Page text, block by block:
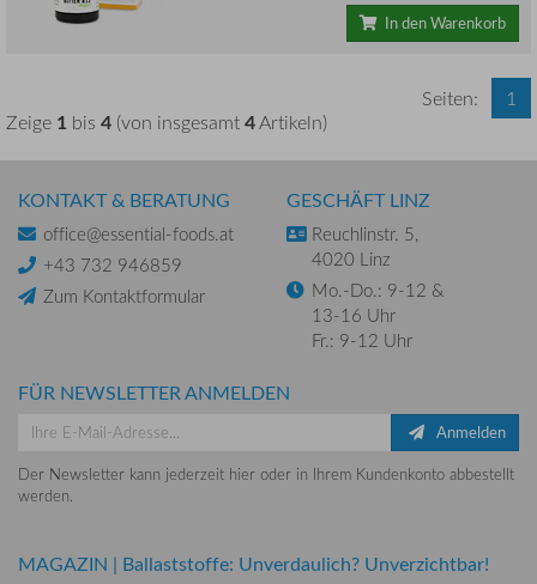
In den Warenkorb
Zeige 1 bis 4 (von insgesamt4Artikeln)
Seiten: 1
KONTAKT & BERATUNG
office@essential-foods.at
+43 732 946859
Zum Kontaktformular
GESCHÄFT LINZ
Reuchlinstr. 5,
4020 Linz
Mo.-Do.: 9-12 &
13-16 Uhr
Fr.: 9-12 Uhr
FÜR NEWSLETTER ANMELDEN
Anmelden
Der Newsletter kann jederzeit hier oder in Ihrem Kundenkonto abbestellt
werden.
MAGAZIN | Ballaststoffe: Unverdaulich? Unverzichtbar!